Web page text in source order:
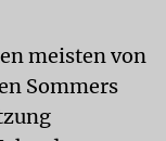
meisten von
Sommers